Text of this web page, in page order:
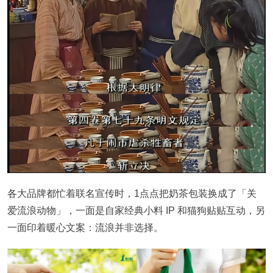
各大品牌都忙着联名宣传时，1点点把奶茶包装换成了「关
爱流浪动物」，一面是自家经典小料 IP 和猫狗贴贴互动，另
一面印着暖心文案 ： 流浪并非选择。